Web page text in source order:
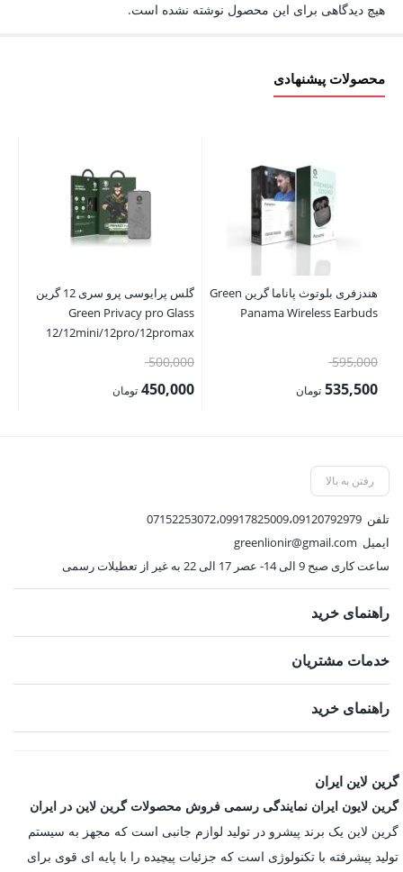
هیچ دیدگاهی برای این محصول نوشته نشده است.
محصولات پیشنهادی
هندزفری بلوتوث پاناما گرین Green
Panama Wireless Earbuds
595,000قیمت
اصلی:535,500 تومان
535,500 تومان.
گلس پرایوسی پرو سری 12 گرین
Green Privacy pro Glass
12/12mini/12pro/12promax
500,000قیمت
اصلی:450,000 تومان
رفتن به بالا
تلفن 07152253072،09917825009،09120792979
ایمیل greenlionir@gmail.com
ساعت کاری صبح 9 الی 14- عصر 17 الی 22 به غیر از تعطیلات رسمی
راهنمای خرید
خدمات مشتریان
راهنمای خرید
گرین لاین ایران
گرین لایون ایران نمایندگی رسمی فروش محصولات گرین لاین در ایران
گرین لاین یک برند پیشرو در تولید لوازم جانبی است که مجهز به سیستم
تولید پیشرفته با تکنولوژی است که جزئیات پیچیده را با پایه ای قوی برای